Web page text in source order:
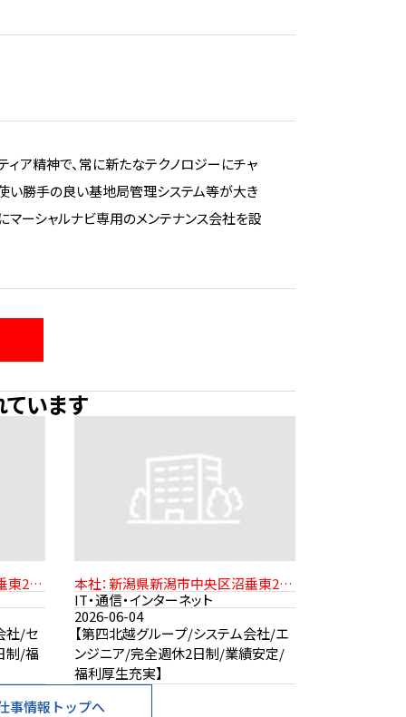
ア精神で、常に新たなテクノロジーにチャ
い勝手の良い基地局管理システム等が大き
マーシャルナビ専用のメンテナンス会社を設
います
東2-
社/セ
制/福
本社：新潟県新潟市中央区沼垂東2-
11-21 JR信越本線「新潟駅」より徒歩
15分
IT・通信・インターネット
2026-06-04
【第四北越グループ/システム会社/エ
ンジニア/完全週休2日制/業績安定/
福利厚生充実】
事情報トップへ